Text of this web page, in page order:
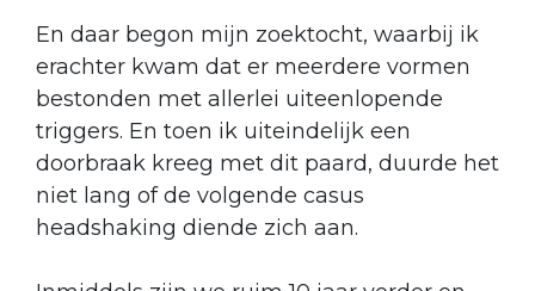
En daar begon mijn zoektocht, waarbij ik
erachter kwam dat er meerdere vormen
bestonden met allerlei uiteenlopende
triggers. En toen ik uiteindelijk een
doorbraak kreeg met dit paard, duurde het
niet lang of de volgende casus
headshaking diende zich aan.